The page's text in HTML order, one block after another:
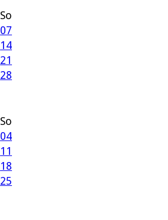
So
07
14
21
28
So
04
11
18
25